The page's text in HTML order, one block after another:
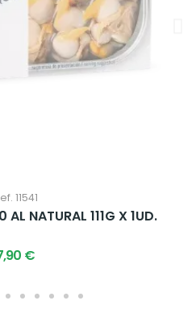
11541
NATURAL 111G X 1UD.
€